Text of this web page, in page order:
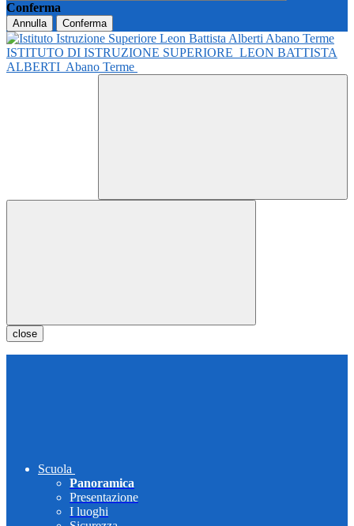
Conferma
Annulla Conferma
ISTITUTO DI ISTRUZIONE SUPERIORE LEON BATTISTA
ALBERTI Abano Terme
close
Scuola
Panoramica
Presentazione
I luoghi